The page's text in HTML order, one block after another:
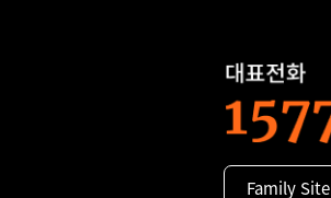
Family Site